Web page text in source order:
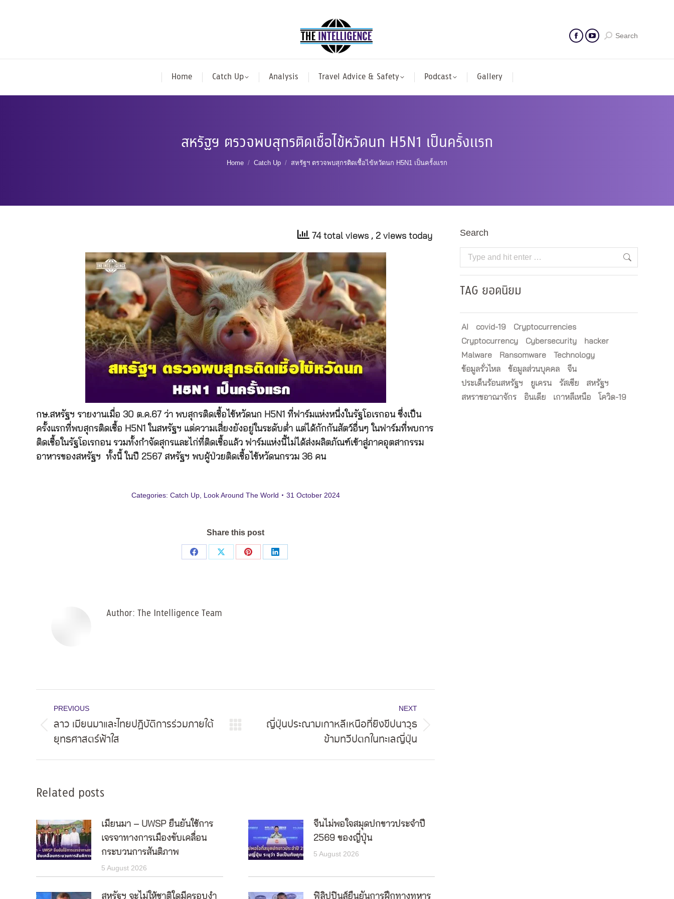
Search
Home Catch Up Analysis Travel Advice & Safety Podcast Gallery
สหรัฐฯ ตรวจพบสุกรติดเชื้อไข้หวัดนก H5N1 เป็นครั้งแรก
You are here:
Home Catch Up สหรัฐฯ ตรวจพบสุกรติดเชื้อไข้หวัดนก H5N1 เป็นครั้งแรก
74 total views , 2 views today
กษ.สหรัฐฯ รายงานเมื่อ 30 ต.ค.67 ว่า พบสุกรติดเชื้อไข้หวัดนก H5N1 ที่ฟาร์มแห่งหนึ่งในรัฐโอเรกอน ซึ่งเป็น
ครั้งแรกที่พบสุกรติดเชื้อ H5N1 ในสหรัฐฯ แต่ความเสี่ยงยังอยู่ในระดับต่ำ แต่ได้กักกันสัตว์อื่นๆ ในฟาร์มที่พบการ
ติดเชื้อในรัฐโอเรกอน รวมทั้งกำจัดสุกรและไก่ที่ติดเชื้อแล้ว ฟาร์มแห่งนี้ไม่ได้ส่งผลิตภัณฑ์เข้าสู่ภาคอุตสากรรม
อาหารของสหรัฐฯ ทั้งนี้ ในปี 2567 สหรัฐฯ พบผู้ป่วยติดเชื้อไข้หวัดนกรวม 36 คน
Categories: Catch Up, Look Around The World 31 October 2024
Share this post
Share
Share
Share
Share
Author: The Intelligence Team
navigation
PREVIOUS
post:
ลาว เมียนมาและไทยปฏิบัติการร่วมภายใต้
ยุทธศาสตร์ฟ้าใส
NEXT
Next
ญี่ปุ่นประณามเกาหลีเหนือที่ยิงขีปนาวุธ
ข้ามทวีปตกในทะเลญี่ปุ่น
Related posts
เมียนมา – UWSP ยืนยันใช้การ
เจรจาทางการเมืองขับเคลื่อน
กระบวนการสันติภาพ
5 August 2026
จีนไม่พอใจสมุดปกขาวประจำปี
2569 ของญี่ปุ่น
5 August 2026
สหรัฐฯ จะไม่ให้ชาติใดมีครอบงำ
ฟิลิปปินส์ยืนยันการฝึกทางทหาร
Search
Search:
TAG ยอดนิยม
AI covid-19
Cryptocurrencies
Cryptocurrency
Cybersecurity
hacker
Malware
Ransomware
Technology
ข้อมูลรั่วไหล
ข้อมูลส่วนบุคคล
จีน
ประเด็นร้อนสหรัฐฯ
ยูเครน รัสเซีย
สหรัฐฯ
สหราชอาณาจักร
อินเดีย เกาหลีเหนือ โควิด-19